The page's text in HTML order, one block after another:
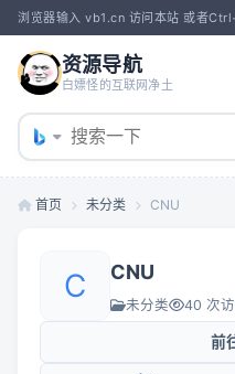
浏览器输入 vb1.cn 访问本站 或者
资源导航
白嫖怪的互联网净土
首页 未分类 CNU
C CNU
未分类 40 次
前